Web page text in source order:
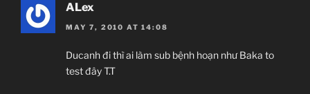
ALex
MAY 7, 2010 AT 14:08
Ducanh đi thì ai làm sub bệnh hoạn như Baka to
test đây T.T